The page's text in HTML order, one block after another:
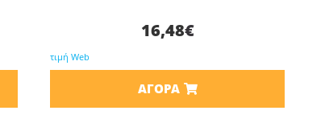
16,48€
τιμή Web
ΑΓΟΡΆ